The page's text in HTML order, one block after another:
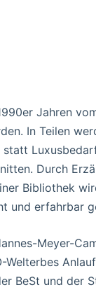
Jahren
In Teilen
Durch
Bibliothek
und erfahrbar
Meyer-
Welterbes
BeSt und der